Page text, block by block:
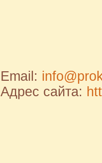
Email:
Адрес сайта: